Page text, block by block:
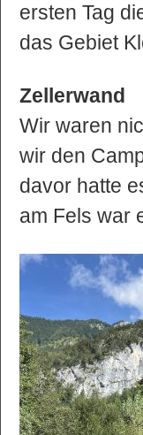
ersten Tag
das Gebiet
Zellerwand
Wir waren
wir den
davor hatte
am Fels war